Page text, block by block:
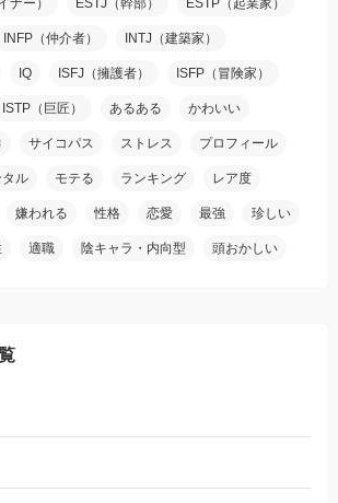
ナー） ESTJ（幹部） ESTP（起業家）
INFP（仲介者） INTJ（建築家）
IQ ISFJ（擁護者） ISFP（冒険家）
ISTP（巨匠） あるある かわいい
サイコパス ストレス プロフィール
タル モテる ランキング レア度
嫌われる 性格 恋愛 最強 珍しい
適職 陰キャラ・内向型 頭おかしい